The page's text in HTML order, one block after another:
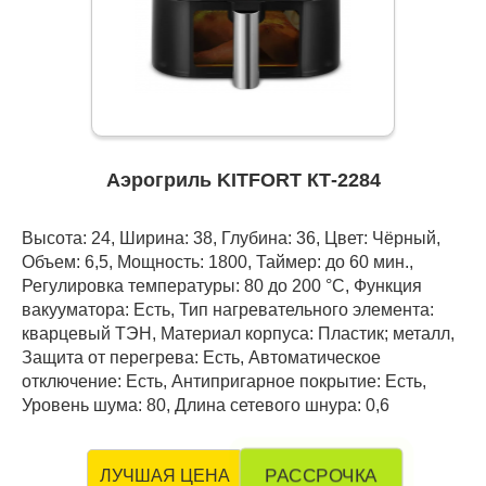
Аэрогриль KITFORT КТ-2284
Высота: 24, Ширина: 38, Глубина: 36, Цвет: Чёрный,
Объем: 6,5, Мощность: 1800, Таймер: до 60 мин.,
Регулировка температуры: 80 до 200 °C, Функция
вакууматора: Есть, Тип нагревательного элемента:
кварцевый ТЭН, Материал корпуса: Пластик; металл,
Защита от перегрева: Есть, Автоматическое
отключение: Есть, Антипригарное покрытие: Есть,
Уровень шума: 80, Длина сетевого шнура: 0,6
ЛУЧШАЯ ЦЕНА РАССРОЧКА